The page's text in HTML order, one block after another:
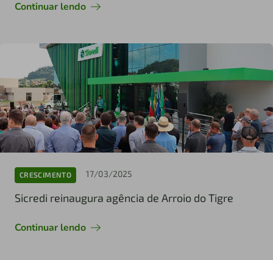
Continuar lendo
CRESCIMENTO 17/03/2025
Sicredi reinaugura agência de Arroio do Tigre
Continuar lendo